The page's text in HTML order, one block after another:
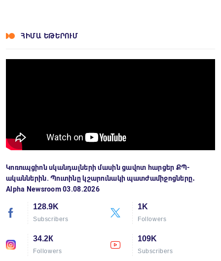
ՀԻՄԱ ԵԹԵՐՈՒՄ
Կոռուպցիոն սկանդալների մասին ցավոտ հարցեր ՔՊ-
ականներին. Պուտինը կշարունակի պատժամիջոցները․
Alpha Newsroom 03.08.2026
128.9K
Subscribers
1K
Followers
34.2К
Followers
109K
Subscribers